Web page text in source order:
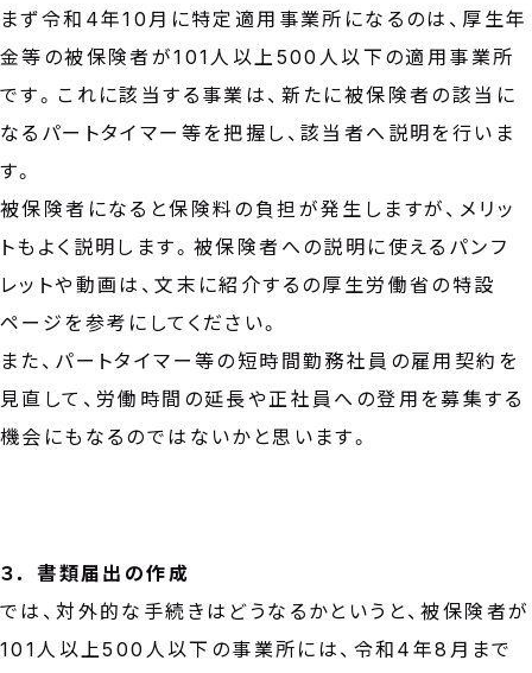
まず令和4年10月に特定適用事業所になるのは、厚生年
金等の被保険者が101人以上500人以下の適用事業所
です。これに該当する事業は、新たに被保険者の該当に
なるパートタイマー等を把握し、該当者へ説明を行いま
す。
被保険者になると保険料の負担が発生しますが、メリッ
トもよく説明します。被保険者への説明に使えるパンフ
レットや動画は、文末に紹介するの厚生労働省の特設
ページを参考にしてください。
また、パートタイマー等の短時間勤務社員の雇用契約を
見直して、労働時間の延長や正社員への登用を募集する
機会にもなるのではないかと思います。
３． 書類届出の作成
では、対外的な手続きはどうなるかというと、被保険者が
101人以上500人以下の事業所には、令和4年8月まで